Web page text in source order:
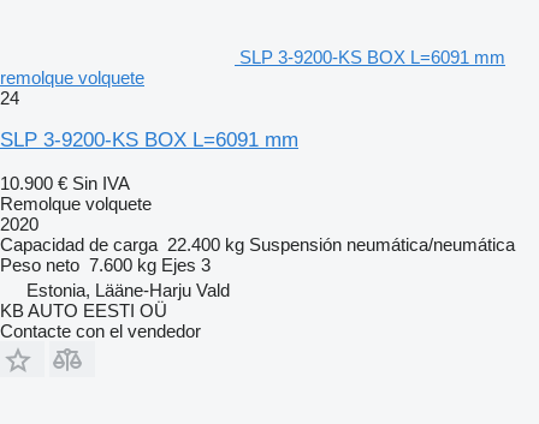
SLP 3-9200-KS BOX L=6091 mm
remolque volquete
24
SLP 3-9200-KS BOX L=6091 mm
10.900 € Sin IVA
Remolque volquete
2020
Capacidad de carga 22.400 kg Suspensión neumática/neumática
Peso neto 7.600 kg Ejes 3
Estonia, Lääne-Harju Vald
KB AUTO EESTI OÜ
Contacte con el vendedor